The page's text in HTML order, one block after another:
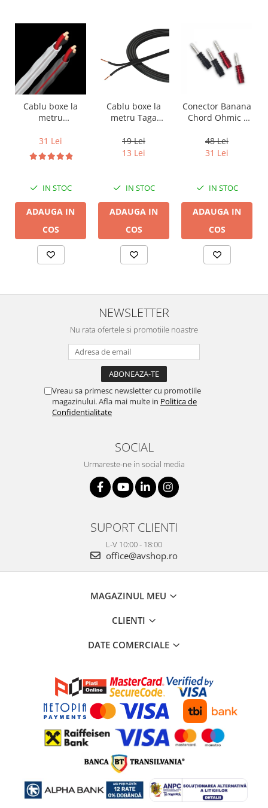
Cablu boxe la
metru
DB 16/2,
conductor cupru
LGC
31 Lei
IN STOC
ADAUGA IN
COS
Cablu boxe la
metru Taga
14B, 2 x 2mm
19 Lei
13 Lei
IN STOC
ADAUGA IN
COS
Conector Banana
Chord Ohmic -
48 Lei
31 Lei
IN STOC
ADAUGA IN
COS
NEWSLETTER
Nu rata ofertele si promotiile noastre
Vreau sa primesc newsletter cu promotiile
magazinului. Afla mai multe in Politica de
Confidentialitate
SOCIAL
Urmareste-ne in social media
SUPORT CLIENTI
L-V 10:00 - 18:00
office@avshop.ro
MAGAZINUL MEU
CLIENTI
DATE COMERCIALE